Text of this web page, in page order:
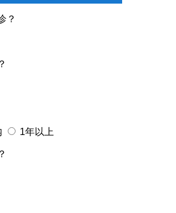
？
1年以上